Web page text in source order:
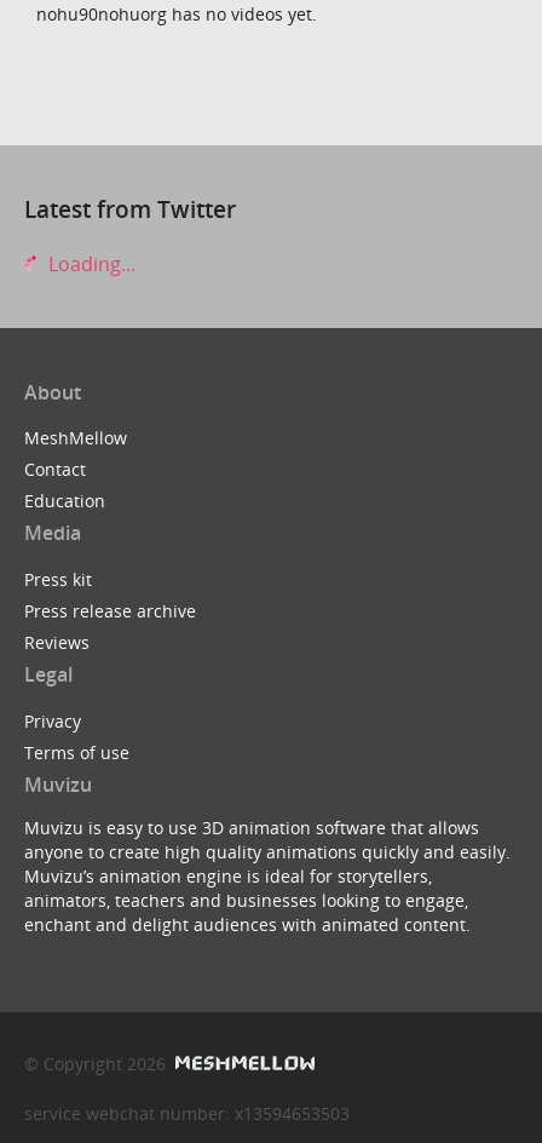
nohu90nohuorg has no videos yet.
Latest from Twitter
Loading...
About
MeshMellow
Contact
Education
Media
Press kit
Press release archive
Reviews
Legal
Privacy
Terms of use
Muvizu
Muvizu is easy to use 3D animation software that allows
anyone to create high quality animations quickly and easily.
Muvizu’s animation engine is ideal for storytellers,
animators, teachers and businesses looking to engage,
enchant and delight audiences with animated content.
© Copyright 2026
service webchat number: x13594653503